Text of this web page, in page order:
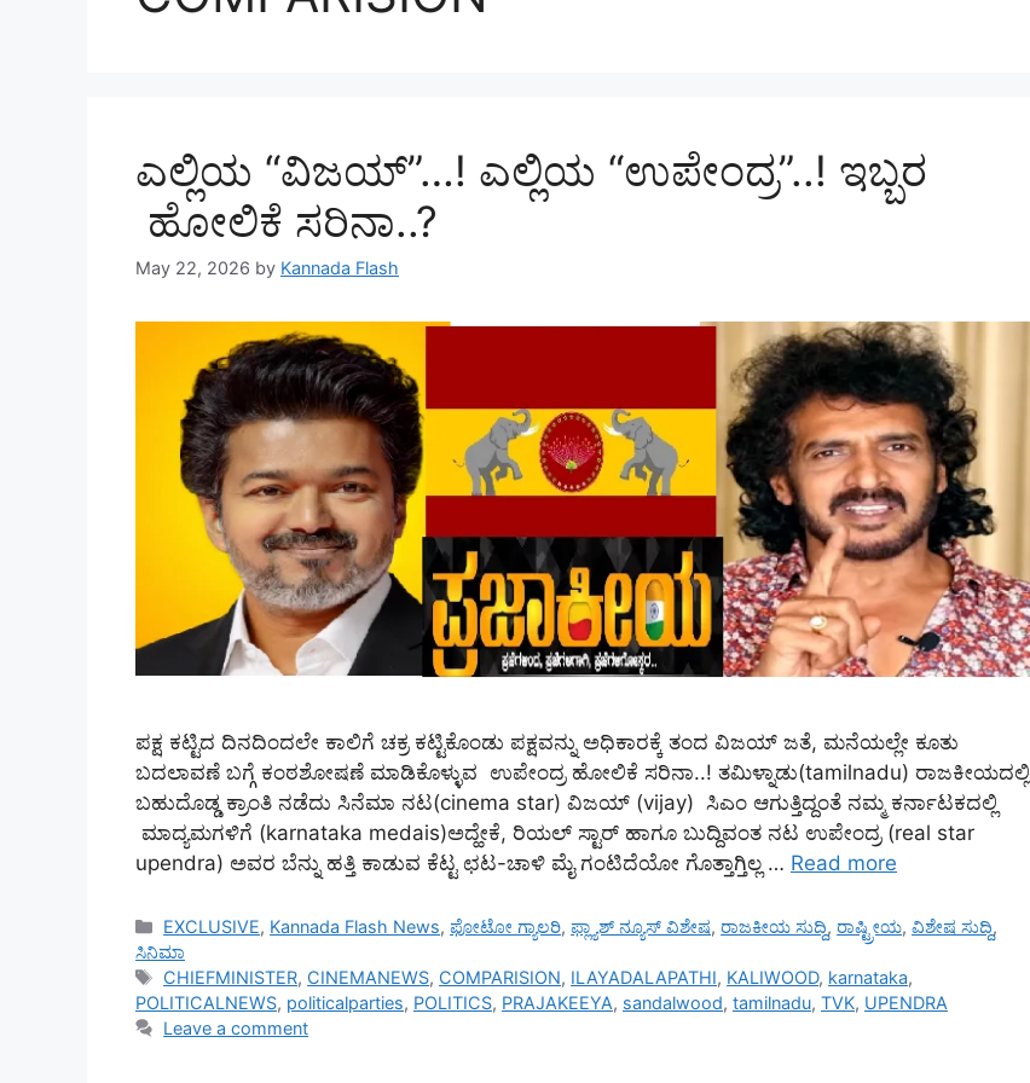
ಎಲ್ಲಿಯ “ವಿಜಯ್”…! ಎಲ್ಲಿಯ “ಉಪೇಂದ್ರ”..! ಇಬ್ಬರ
ಹೋಲಿಕೆ ಸರಿನಾ..?
May 22, 2026 by Kannada Flash
ಪಕ್ಷ ಕಟ್ಟಿದ ದಿನದಿಂದಲೇ ಕಾಲಿಗೆ ಚಕ್ರ ಕಟ್ಟಿಕೊಂಡು ಪಕ್ಷವನ್ನು ಅಧಿಕಾರಕ್ಕೆ ತಂದ ವಿಜಯ್‌ ಜತೆ, ಮನೆಯಲ್ಲೇ ಕೂತು
ಬದಲಾವಣೆ ಬಗ್ಗೆ ಕಂಠಶೋಷಣೆ ಮಾಡಿಕೊಳ್ಳುವ ಉಪೇಂದ್ರ ಹೋಲಿಕೆ ಸರಿನಾ..! ತಮಿಳ್ನಾಡು(tamilnadu) ರಾಜಕೀಯದಲ್ಲಿ
ಬಹುದೊಡ್ಡ ಕ್ರಾಂತಿ ನಡೆದು ಸಿನೆಮಾ ನಟ(cinema star) ವಿಜಯ್‌ (vijay) ಸಿಎಂ ಆಗುತ್ತಿದ್ದಂತೆ ನಮ್ಮ ಕರ್ನಾಟಕದಲ್ಲಿ
ಮಾದ್ಯಮಗಳಿಗೆ (karnataka medais)ಅದ್ಹೇಕೆ, ರಿಯಲ್‌ ಸ್ಟಾರ್‌ ಹಾಗೂ ಬುದ್ದಿವಂತ ನಟ ಉಪೇಂದ್ರ (real star
upendra) ಅವರ ಬೆನ್ನು ಹತ್ತಿ ಕಾಡುವ ಕೆಟ್ಟ ಛಟ-ಚಾಳಿ ಮೈ ಗಂಟಿದೆಯೋ ಗೊತ್ತಾಗ್ತಿಲ್ಲ … Read more
Categories
EXCLUSIVE, Kannada Flash News,ಫೋಟೋ ಗ್ಯಾಲರಿ,ಫ್ಲ್ಯಾಶ್ ನ್ಯೂಸ್ ವಿಶೇಷ,ರಾಜಕೀಯ ಸುದ್ದಿ,ರಾಷ್ಟ್ರೀಯ,ವಿಶೇಷ ಸುದ್ದಿ,
ಸಿನಿಮಾ
Tags
CHIEFMINISTER, CINEMANEWS, COMPARISION, ILAYADALAPATHI, KALIWOOD, karnataka,
POLITICALNEWS, politicalparties, POLITICS, PRAJAKEEYA, sandalwood, tamilnadu, TVK, UPENDRA
Leave a comment